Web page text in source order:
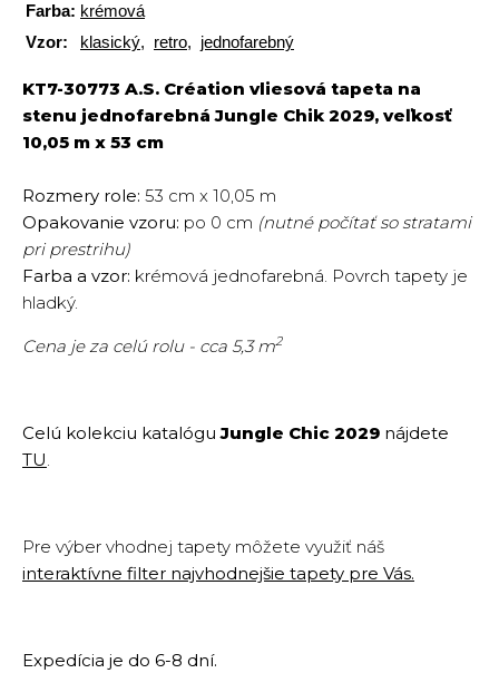
Farba: krémová
Vzor:
klasický, retro, jednofarebný
KT7-30773 A.S. Création vliesová tapeta na
stenu jednofarebná Jungle Chik 2029, veľkosť
10,05 m x 53 cm
Rozmery role: 53 cm x 10,05 m
Opakovanie vzoru: po 0 cm (nutné počítať so stratami
pri prestrihu)
Farba a vzor: krémová jednofarebná. Povrch tapety je
hladký.
Cena je za celú rolu - cca 5,3 m2
Celú kolekciu katalóguJungle Chic 2029 nájdete
TU.
Pre výber vhodnej tapety môžete využiť náš
interaktívne filter najvhodnejšie tapety pre Vás.
Expedícia je do 6-8 dní.